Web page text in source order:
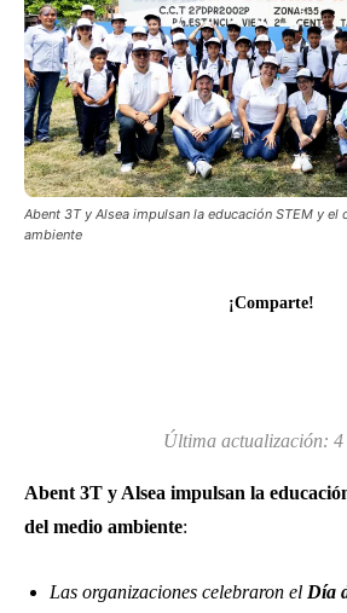
Abent 3T y Alsea impulsan la educación STEM y el
ambiente
¡Comparte!
Última actualización: 4
Abent 3T y Alsea impulsan la
del medio ambiente:
Las organizaciones celebraron el Día